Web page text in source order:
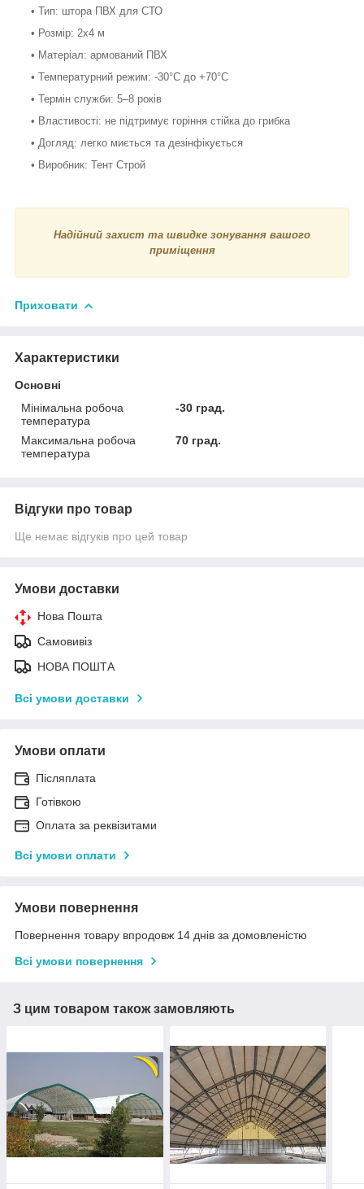
• Тип: штора ПВХ для СТО
• Розмір: 2x4 м
• Матеріал: армований ПВХ
• Температурний режим: -30°C до +70°C
• Термін служби: 5–8 років
• Властивості: не підтримує горіння стійка до грибка
• Догляд: легко миється та дезінфікується
• Виробник: Тент Строй
Надійний захист та швидке зонування вашого
приміщення
Приховати
Характеристики
Основні
Мінімальна робоча
температура
-30 град.
Максимальна робоча
температура
70 град.
Відгуки про товар
Ще немає відгуків про цей товар
Умови доставки
Нова Пошта
Самовивіз
НОВА ПОШТА
Всі умови доставки
Умови оплати
Післяплата
Готівкою
Оплата за реквізитами
Всі умови оплати
Умови повернення
Повернення товару впродовж 14 днів за домовленістю
Всі умови повернення
З цим товаром також замовляють